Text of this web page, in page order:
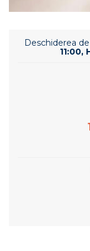
Deschiderea
11:00,